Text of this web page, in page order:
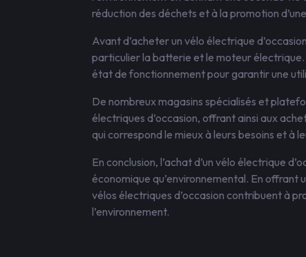
réduction des déchets et à la promotion
Avant d’acheter un vélo électrique
particulier la batterie et le moteur
état de fonctionnement pour garantir une
De nombreux magasins spécialisés et
électriques d’occasion, offrant ainsi aux
qui correspond le mieux à leurs besoins et à
En conclusion, l’achat d’un vélo électrique
économique qu’environnemental. En
vélos électriques d’occasion contribuent à
l’environnement.